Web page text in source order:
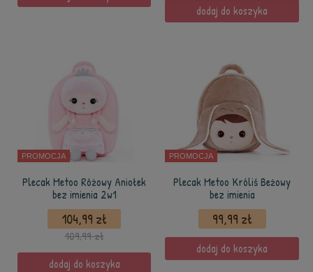
dodaj do koszyka
PROMOCJA
Plecak Metoo Różowy Aniołek
bez imienia 2w1
104,99 zł
109,99 zł
dodaj do koszyka
PROMOCJA
Plecak Metoo Króliś Beżowy
bez imienia
99,99 zł
dodaj do koszyka